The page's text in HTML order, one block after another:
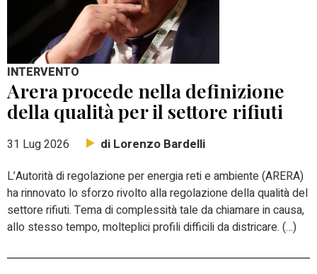
INTERVENTO
Arera procede nella definizione
della qualità per il settore rifiuti
31 Lug 2026 di Lorenzo Bardelli
L’Autorità di regolazione per energia reti e ambiente (ARERA)
ha rinnovato lo sforzo rivolto alla regolazione della qualità del
settore rifiuti. Tema di complessità tale da chiamare in causa,
allo stesso tempo, molteplici profili difficili da districare. (…)